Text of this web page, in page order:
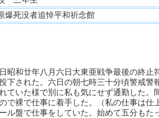
爆死没者追悼平和祈念館
昭和廿年八月六日大東亜戦争最後の終止
下された。六日の朝七時三十分頃警戒警
ていた様で別に私も気にせず通勤した。
で裸で仕事に着手した。（私の仕事は仕
ル盤で仕事をしていた。始めて五分もた